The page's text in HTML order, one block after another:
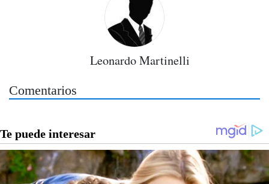
Leonardo Martinelli
Comentarios